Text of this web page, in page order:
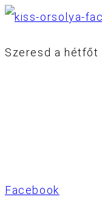
Ugrás
Szeresd a hétfőt
Facebook